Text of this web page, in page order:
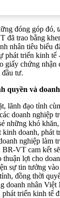
đóng góp đó,
đã trao bằng
nhân tiêu biểu
phát triển kinh tế
giấy chứng nhận
đầu tư.
quyền và
lãnh đạo tỉnh
doanh nghiệp
những khó
kinh doanh, phát
nghiệp làm
BR-VT cam kết
thuận lợi cho
sự tin tưởng
đồng thời
doanh nhân Việt
triển kinh tế